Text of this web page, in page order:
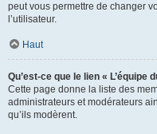
peut vous permettre de changer
l’utilisateur.
Haut
Qu’est-ce que le lien « L’équipe
Cette page donne la liste des
administrateurs et modérateurs
qu’ils modèrent.